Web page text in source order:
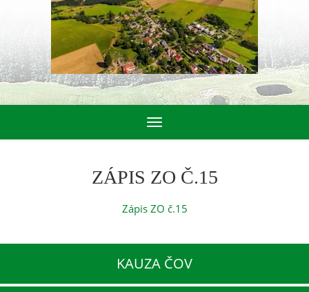
Toggle
navigation
ZÁPIS ZO Č.15
Zápis ZO č.15
KAUZA ČOV